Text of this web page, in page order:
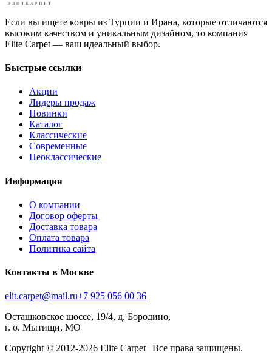
Если вы ищете ковры из Турции и Ирана, которые отличаются
высоким качеством и уникальным дизайном, то компания
Elite Carpet — ваш идеальный выбор.
Быстрые ссылки
Акции
Лидеры продаж
Новинки
Каталог
Классические
Современные
Неоклассические
Информация
О компании
Договор оферты
Доставка товара
Оплата товара
Политика сайта
Контакты в Москве
elit.carpet@mail.ru+7 925 056 00 36
Осташковское шоссе, 19/4, д. Бородино,
г. о. Мытищи, МО
Copyright © 2012-2026 Elite Carpet | Все права защищены.